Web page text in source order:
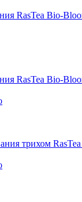
RasTea Bio-
RasTea Bio-
трихом